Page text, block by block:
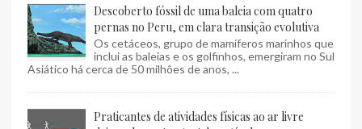
Descoberto fóssil de uma baleia com quatro
pernas no Peru, em clara transição evolutiva
Os cetáceos, grupo de mamíferos marinhos que
inclui as baleias e os golfinhos, emergiram no Sul
Asiático há cerca de 50 milhões de anos, ...
Praticantes de atividades físicas ao ar livre